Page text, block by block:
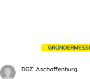
DGZ Aschaffenburg